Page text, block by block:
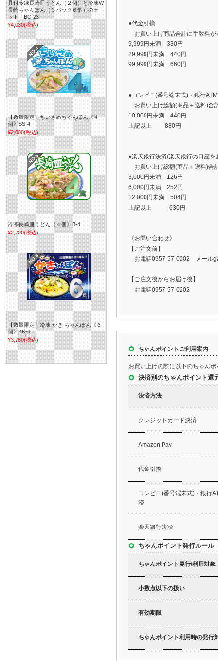
●代金引換
お買い上げ商品合計に手数料が
9,999円未満 330円
29,999円未満 440円
99,999円未満 660円
●コンビニ(番号端末式)・銀行
お買い上げ総額(商品＋送料)合
10,000円未満 440円
上記以上 880円
●楽天銀行決済(楽天銀行の口座を
お買い上げ総額(商品＋送料)合
3,000円未満 126円
6,000円未満 252円
12,000円未満 504円
上記以上 630円
《お問い合わせ》
【ご注文前】
お電話0957-57-0202 メール
【ご注文後からお届け後】
お電話0957-57-0202
ちゃんポイントご利用案内
お買い上げの際に以下のちゃん
決済別のちゃんポイント還
決済方法
クレジットカード決済
Amazon Pay
代金引換
コンビニ(番号端末式)・銀行
済
楽天銀行決済
ちゃんポイント発行ルール
ちゃんポイント発行/利用対象
小数点以下の扱い
有効期限
ちゃんポイント利用時の発行
具付冷凍長崎皿うどん（２個）と冷凍W
長崎ちゃんぽん（３パック６個）のセ
ット｜BC-23
¥4,030(税込)
【数量限定】ちいさめちゃんぽん《４
個》SS-4
¥2,000(税込)
冷凍長崎皿うどん《４個》B-4
¥2,720(税込)
【数量限定】冷凍 かき ちゃんぽん《６
個》KK-6
¥3,780(税込)